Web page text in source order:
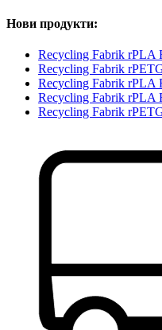
Нови продукти:
Recycling Fabrik rPLA
Recycling Fabrik
Recycling Fabrik rPLA
Recycling Fabrik rPLA
Recycling Fabrik